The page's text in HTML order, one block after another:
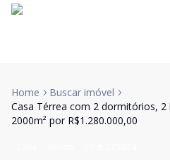
Home
Buscar imóvel
Casa Térrea com 2 dormitórios,
2000m² por R$1.280.000,00